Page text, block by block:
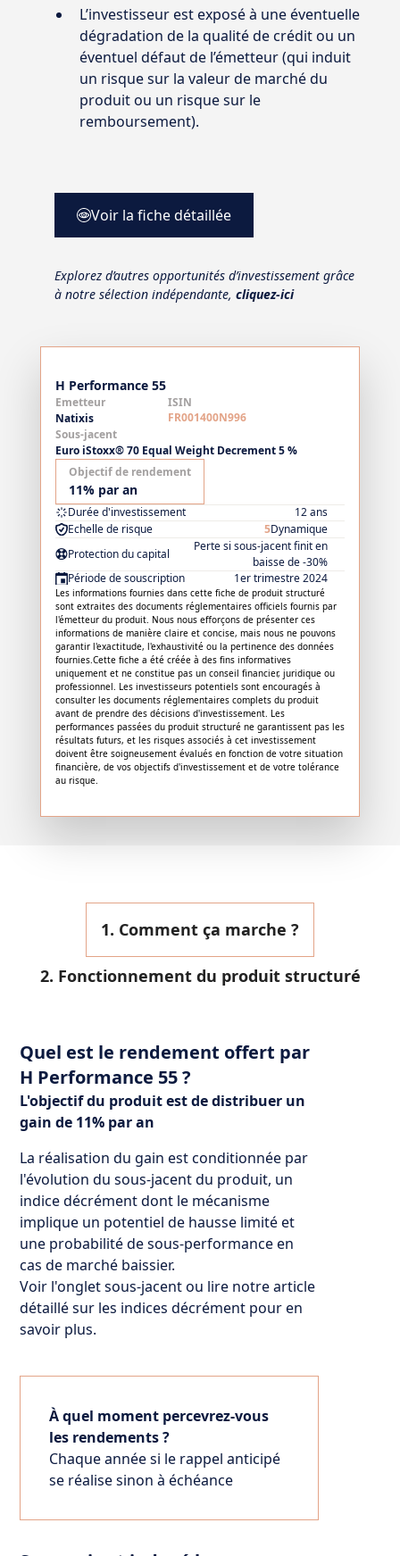
L’investisseur est exposé à une éventuelle
dégradation de la qualité de crédit ou un
éventuel défaut de l’émetteur (qui induit
un risque sur la valeur de marché du
produit ou un risque sur le
remboursement).
Voir la fiche détaillée
Explorez d’autres opportunités d’investissement grâce
à notre sélection indépendante, cliquez-ici
H Performance 55
Emetteur
Natixis
ISIN
FR001400N996
Sous-jacent
Euro iStoxx® 70 Equal Weight Decrement 5 %
Objectif de rendement
11% par an
Durée d'investissement
12 ans
Echelle de risque
5Dynamique
Protection du capital
Perte si sous-jacent finit en
baisse de -30%
Période de souscription
1er trimestre 2024
Les informations fournies dans cette fiche de produit structuré
sont extraites des documents réglementaires officiels fournis par
l'émetteur du produit. Nous nous efforçons de présenter ces
informations de manière claire et concise, mais nous ne pouvons
garantir l'exactitude, l'exhaustivité ou la pertinence des données
fournies.Cette fiche a été créée à des fins informatives
uniquement et ne constitue pas un conseil financier, juridique ou
professionnel. Les investisseurs potentiels sont encouragés à
consulter les documents réglementaires complets du produit
avant de prendre des décisions d'investissement. Les
performances passées du produit structuré ne garantissent pas les
résultats futurs, et les risques associés à cet investissement
doivent être soigneusement évalués en fonction de votre situation
financière, de vos objectifs d'investissement et de votre tolérance
au risque.
1. Comment ça marche ?
2. Fonctionnement du produit structuré
Quel est le rendement offert par
H Performance 55 ?
L'objectif du produit est de distribuer un
gain de 11% par an
La réalisation du gain est conditionnée par
l'évolution du sous-jacent du produit, un
indice décrément dont le mécanisme
implique un potentiel de hausse limité et
une probabilité de sous-performance en
cas de marché baissier.
Voir l'onglet sous-jacent ou lire notre article
détaillé sur les indices décrément pour en
savoir plus.
À quel moment percevrez-vous
les rendements ?
Chaque année si le rappel anticipé
se réalise sinon à échéance